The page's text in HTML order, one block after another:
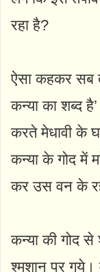
रहा है?
ऐसा कहकर सब
कन्या का शब्द
करते मेधावी
कन्या के गोद में
कर उस वन के
कन्या की गोद
श्मशान पर गये।